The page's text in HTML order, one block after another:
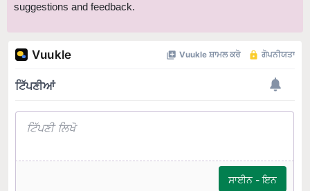
suggestions and feedback.